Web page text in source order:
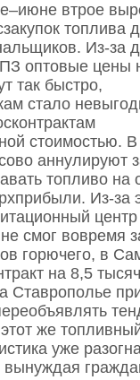
втрое
топлива
Из‑за
оптовые цены
так быстро,
стало
стоимостью. В
аннулируют
топливо на
Из‑за
центр
смог вовремя
горючего, в
на 8,5
Ставрополье
же
уже
вынуждая